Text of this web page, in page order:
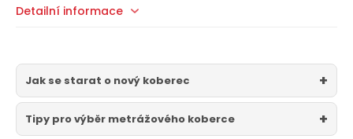
Detailní informace
Jak se starat o nový koberec
Tipy pro výběr metrážového koberce